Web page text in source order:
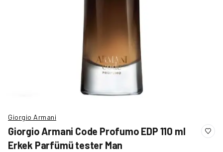
Giorgio Armani
Giorgio Armani Code Profumo EDP 110 ml
Erkek Parfümü tester Man